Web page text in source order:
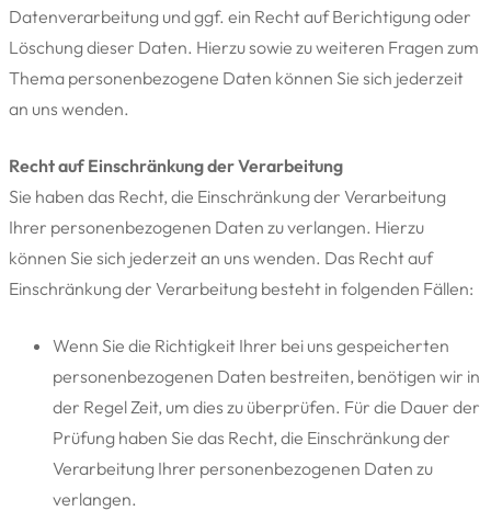
Datenverarbeitung und ggf. ein Recht auf Berichtigung oder
Löschung dieser Daten. Hierzu sowie zu weiteren Fragen zum
Thema personenbezogene Daten können Sie sich jederzeit
an uns wenden.
Recht auf Einschränkung der Verarbeitung
Sie haben das Recht, die Einschränkung der Verarbeitung
Ihrer personenbezogenen Daten zu verlangen. Hierzu
können Sie sich jederzeit an uns wenden. Das Recht auf
Einschränkung der Verarbeitung besteht in folgenden Fällen:
Wenn Sie die Richtigkeit Ihrer bei uns gespeicherten
personenbezogenen Daten bestreiten, benötigen wir in
der Regel Zeit, um dies zu überprüfen. Für die Dauer der
Prüfung haben Sie das Recht, die Einschränkung der
Verarbeitung Ihrer personenbezogenen Daten zu
verlangen.